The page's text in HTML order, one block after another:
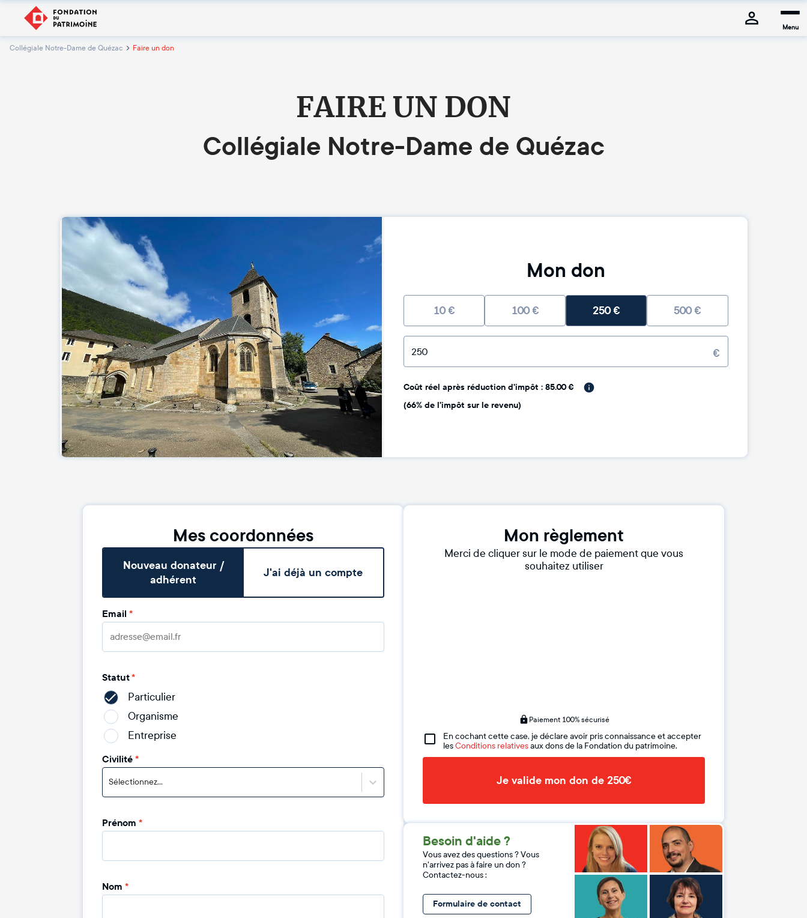
Menu
Collégiale Notre-Dame de Quézac Faire un don
FAIRE UN DON
Collégiale Notre-Dame de Quézac
Mon don
10€ 100€ 250€ 500€
€
Coût réel après réduction d'impôt : 85.00 €
(66% de l'impôt sur le revenu)
Mes coordonnées
Nouveau donateur /
adhérent
J'ai déjà un compte
Email *
Statut*
Particulier
Organisme
Entreprise
Civilité*
Sélectionnez...
Prénom *
Nom *
Mon règlement
Merci de cliquer sur le mode de paiement que vous
souhaitez utiliser
Paiement 100% sécurisé
En cochant cette case, je déclare avoir pris connaissance et accepter
lesConditions relativesaux dons de la Fondation du patrimoine.
Je valide mon don de 250€
Besoin d'aide ?
Vous avez des questions ? Vous
n'arrivez pas à faire un don ?
Contactez-nous :
Formulaire de contact